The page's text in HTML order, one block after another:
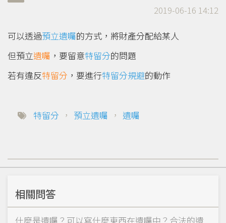
2019-06-16 14:12
可以透過預立遺囑的方式，將財產分配給某人
但預立遺囑 ，要留意特留分的問題
若有違反特留分 ，要進行特留分規避的動作
特留分 ， 預立遺囑 ， 遺囑
相關問答
什麼是遺囑？可以寫什麼東西在遺囑中？合法的遺